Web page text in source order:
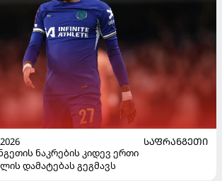
ᲡᲐᲤᲠᲐᲜᲒᲔᲗᲘ
ნაკრების კიდევ ერთი
დამატებას გეგმავს